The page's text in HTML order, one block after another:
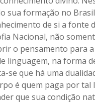
sua formação no
de si a fonte
Nacional, não
o pensamento para
linguagem, na forma
se que há uma
é quem paga por tal
que sua condição